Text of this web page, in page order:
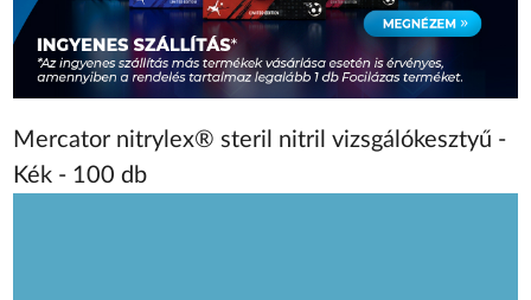
Mercator nitrylex® steril nitril vizsgálókesztyű -
Kék - 100 db